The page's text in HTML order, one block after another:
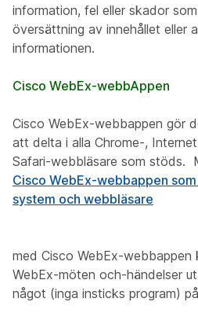
information, fel eller skador
översättning av innehållet eller
informationen.
Cisco WebEx-webbAppen
Cisco WebEx-webbappen gör
att delta i alla Chrome-,
Safari-webbläsare som stöds.
Cisco WebEx-webbappen
system och webbläsare
med Cisco WebEx-
WebEx-möten och-händelser
något (inga insticks program)